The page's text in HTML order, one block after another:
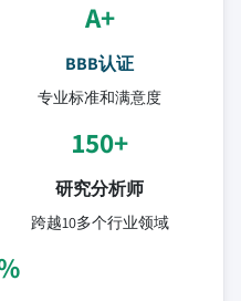
A+
BBB认证
专业标准和满意度
150+
研究分析师
跨越10多个行业领域